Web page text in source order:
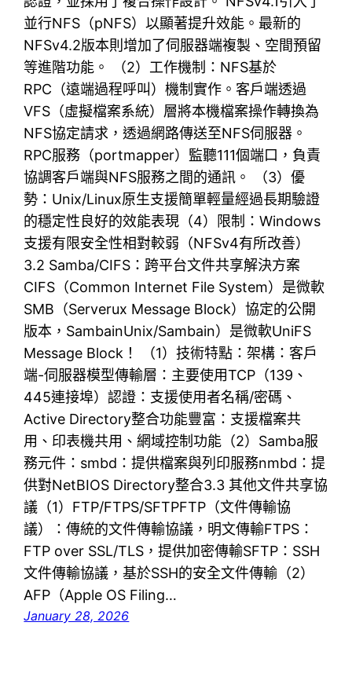
並行NFS（pNFS）以顯著提升效能。最新的
NFSv4.2版本則增加了伺服器端複製、空間預留
等進階功能。 （2）工作機制：NFS基於
RPC（遠端過程呼叫）機制實作。客戶端透過
VFS（虛擬檔案系統）層將本機檔案操作轉換為
NFS協定請求，透過網路傳送至NFS伺服器。
RPC服務（portmapper）監聽111個端口，負責
協調客戶端與NFS服務之間的通訊。 （3）優
勢：Unix/Linux原生支援簡單輕量經過長期驗證
的穩定性良好的效能表現（4）限制：Windows
支援有限安全性相對較弱（NFSv4有所改善）
3.2 Samba/CIFS：跨平台文件共享解決方案
CIFS（Common Internet File System）是微軟
SMB（Serverux Message Block）協定的公開
版本，SambainUnix/Sambain）是微軟UniFS
Message Block！ （1）技術特點：架構：客戶
端-伺服器模型傳輸層：主要使用TCP（139、
445連接埠）認證：支援使用者名稱/密碼、
Active Directory整合功能豐富：支援檔案共
用、印表機共用、網域控制功能（2）Samba服
務元件：smbd：提供檔案與列印服務nmbd：提
供對NetBIOS Directory整合3.3 其他文件共享協
議（1）FTP/FTPS/SFTPFTP（文件傳輸協
議）：傳統的文件傳輸協議，明文傳輸FTPS：
FTP over SSL/TLS，提供加密傳輸SFTP：SSH
文件傳輸協議，基於SSH的安全文件傳輸（2）
AFP（Apple OS Filing…
January 28, 2026